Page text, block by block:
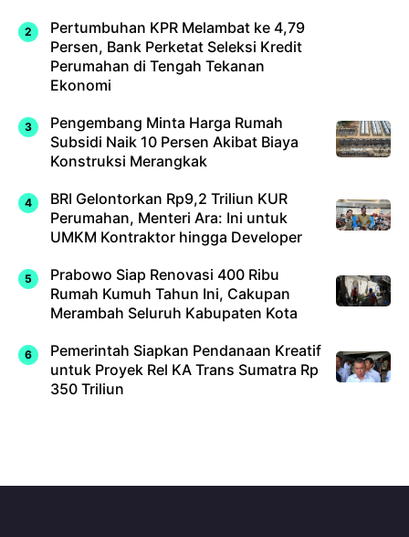
Pertumbuhan KPR Melambat ke 4,79
Persen, Bank Perketat Seleksi Kredit
Perumahan di Tengah Tekanan
Ekonomi
Pengembang Minta Harga Rumah
Subsidi Naik 10 Persen Akibat Biaya
Konstruksi Merangkak
BRI Gelontorkan Rp9,2 Triliun KUR
Perumahan, Menteri Ara: Ini untuk
UMKM Kontraktor hingga Developer
Prabowo Siap Renovasi 400 Ribu
Rumah Kumuh Tahun Ini, Cakupan
Merambah Seluruh Kabupaten Kota
Pemerintah Siapkan Pendanaan Kreatif
untuk Proyek Rel KA Trans Sumatra Rp
350 Triliun